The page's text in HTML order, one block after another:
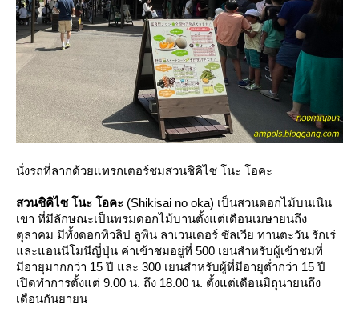
นั่งรถที่ลากด้วยแทรกเตอร์ชมสวนชิคิไซ โนะ โอคะ
สวนชิคิไซ โนะ โอคะ (Shikisai no oka) เป็นสวนดอกไม้บนเนิน
เขา ที่มีลักษณะเป็นพรมดอกไม้บานตั้งแต่เดือนเมษายนถึง
ตุลาคม มีทั้งดอกทิวลิป ลูพิน ลาเวนเดอร์ ซัลเวีย ทานตะวัน รักเร่
ละแอนนีโมนีญี่ปุ่น ค่าเข้าชมอยู่ที่ 500 เยนสำหรับผู้เข้าชมที่
มีอายุมากกว่า 15 ปี และ 300 เยนสำหรับผู้ที่มีอายุต่ำกว่า 15 ปี
เปิดทำการตั้งแต่ 9.00 น. ถึง 18.00 น. ตั้งแต่เดือนมิถุนายนถึง
เดือนกันยายน